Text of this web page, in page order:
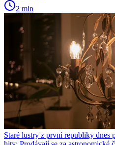
2 min
Staré lustry z první republiky dnes